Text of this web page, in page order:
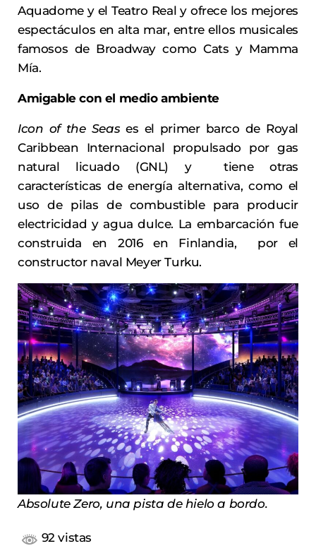
Aquadome y el Teatro Real y ofrece los mejores
espectáculos en alta mar, entre ellos musicales
famosos de Broadway como Cats y Mamma
Mía.
Amigable con el medio ambiente
Icon of the Seas es el primer barco de Royal
Caribbean Internacional propulsado por gas
natural licuado (GNL) y tiene otras
características de energía alternativa, como el
uso de pilas de combustible para producir
electricidad y agua dulce. La embarcación fue
construida en 2016 en Finlandia, por el
constructor naval Meyer Turku.
Absolute Zero, una pista de hielo a bordo.
92 vistas